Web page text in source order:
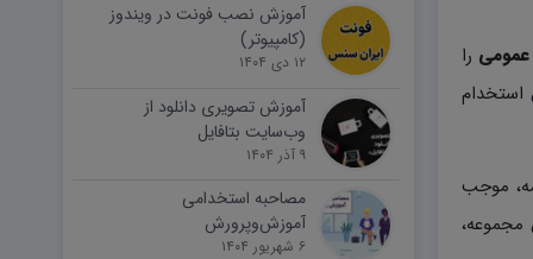
را
موجب
آموزش نصب فونت در ویندوز
(کامپیوتر)
۱۲ دی ۱۴۰۴
آموزش تصویری دانلود از
وب‌سایت بتافایل
۹ آذر ۱۴۰۴
مصاحبه استخدامی
آموزش‌وپرورش
۶ شهریور ۱۴۰۴